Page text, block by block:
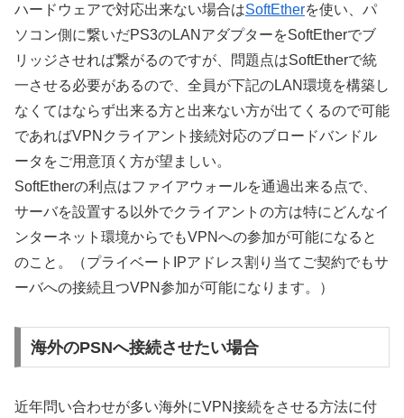
ハードウェアで対応出来ない場合はSoftEtherを使い、パ
ソコン側に繋いだPS3のLANアダプターをSoftEtherでブ
リッジさせれば繋がるのですが、問題点はSoftEtherで統
一させる必要があるので、全員が下記のLAN環境を構築し
なくてはならず出来る方と出来ない方が出てくるので可能
であればVPNクライアント接続対応のブロードバンドル
ータをご用意頂く方が望ましい。
SoftEtherの利点はファイアウォールを通過出来る点で、
サーバを設置する以外でクライアントの方は特にどんなイ
ンターネット環境からでもVPNへの参加が可能になると
のこと。（プライベートIPアドレス割り当てご契約でもサ
ーバへの接続且つVPN参加が可能になります。）
海外のPSNへ接続させたい場合
近年問い合わせが多い海外にVPN接続をさせる方法に付